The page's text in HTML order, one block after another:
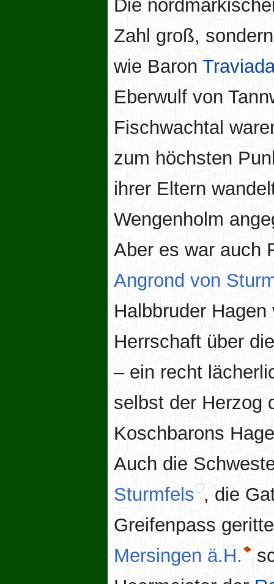
Die
Zahl groß,
wie Baron
Eberwulf von
Fischwachtal
zum höchsten
ihrer Eltern
Wengenholm
Aber es war auch
Angrond von
Halbbruder
Herrschaft über
– ein recht
selbst der Herzog
Koschbarons
Auch die
Sturmfels , die
Greifenpass
Mersingen ä.H.